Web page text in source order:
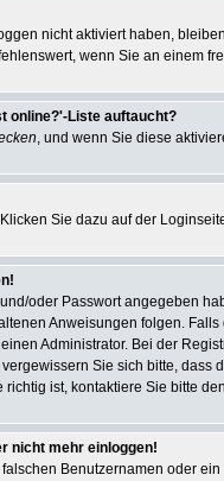
nicht aktiviert haben,
wenn Sie an einem
online?'-Liste auftaucht?
, und wenn Sie diese
Sie dazu auf der
oder Passwort angegeben
Anweisungen folgen.
Administrator. Bei der
Sie sich bitte,
ist, kontaktiere Sie bitte
nicht mehr einloggen!
Benutzernamen oder